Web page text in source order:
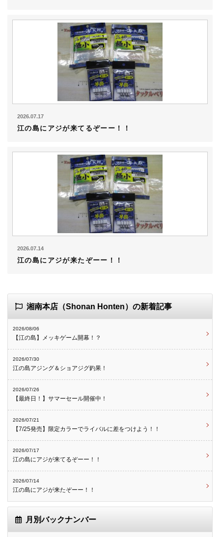
2026.07.17
江の島にアジが来てるぞーー！！
2026.07.14
江の島にアジが来たぞーー！！
湘南本店（Shonan Honten）の新着記事
2026/08/06
【江の島】メッキゲーム開幕！？
2026/07/30
江の島アジング＆ショアジグ釣果！
2026/07/26
【最終日！】サマーセール開催中！
2026/07/21
【7/25発売】限定カラーでライバルに差をつけよう！！
2026/07/17
江の島にアジが来てるぞーー！！
2026/07/14
江の島にアジが来たぞーー！！
月別バックナンバー